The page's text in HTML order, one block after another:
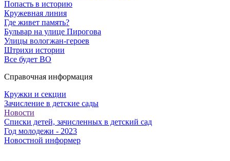
Попасть в историю
Кружевная линия
Где живет память?
Бульвар на улице Пирогова
Улицы вологжан-героев
Штрихи истории
Все будет ВО
Справочная информация
Кружки и секции
Зачисление в детские сады
Новости
Списки детей, зачисленных в детский сад
Год молодежи - 2023
Новостной информер